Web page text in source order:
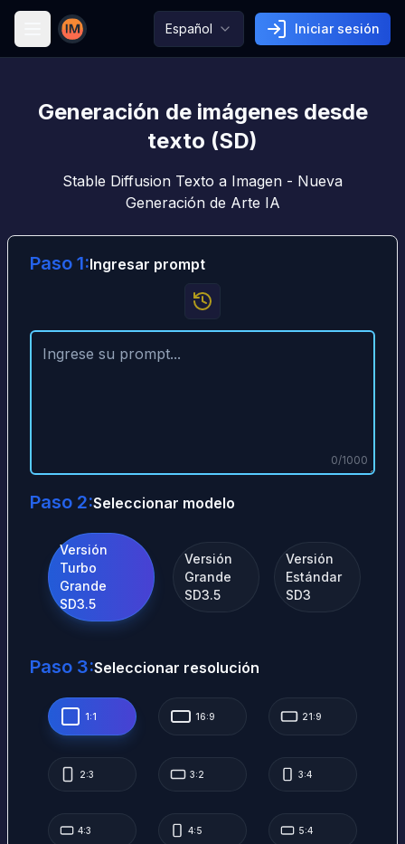
Image AI
Español Iniciar sesión
Generación de imágenes desde
texto (SD)
Stable Diffusion Texto a Imagen - Nueva
Generación de Arte IA
Paso 1:Ingresar prompt
0/1000
Paso 2:Seleccionar modelo
Versión
Turbo
Grande
SD3.5
Versión
Grande
SD3.5
Versión
Estándar
SD3
Paso 3:Seleccionar resolución
1:1 16:9 21:9
2:3 3:2 3:4
4:3 4:5 5:4